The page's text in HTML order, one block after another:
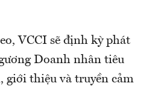
VCCI sẽ định kỳ phát
Doanh nhân tiêu
giới thiệu và truyền cảm